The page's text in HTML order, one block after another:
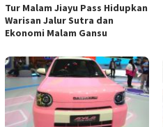
Tur Malam Jiayu Pass Hidupkan
Warisan Jalur Sutra dan
Ekonomi Malam Gansu